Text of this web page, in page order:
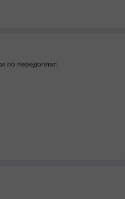
по передоплаті.